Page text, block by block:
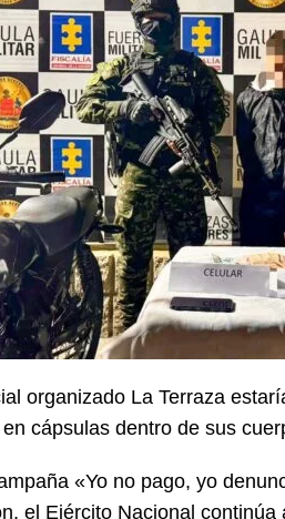
de 2026 ] Epa Colombia fue trasladada de
precipitaron su salida de Bogotá
organizado La Terraza
cápsulas dentro de sus
«Yo no pago, yo
el Ejército Nacional continúa